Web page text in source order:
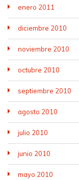
enero 2011
diciembre 2010
noviembre 2010
octubre 2010
septiembre 2010
agosto 2010
julio 2010
junio 2010
mayo 2010